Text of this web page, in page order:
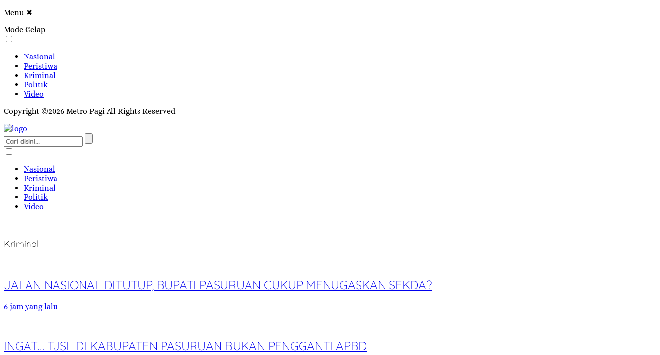
Menu ✖
Mode Gelap
Nasional
Peristiwa
Kriminal
Politik
Video
Copyright ©2026 Metro Pagi All Rights Reserved
Nasional
Peristiwa
Kriminal
Politik
Video
Kriminal
JALAN NASIONAL DITUTUP, BUPATI PASURUAN CUKUP MENUGASKAN SEKDA?
6 jam yang lalu
INGAT… TJSL DI KABUPATEN PASURUAN BUKAN PENGGANTI APBD